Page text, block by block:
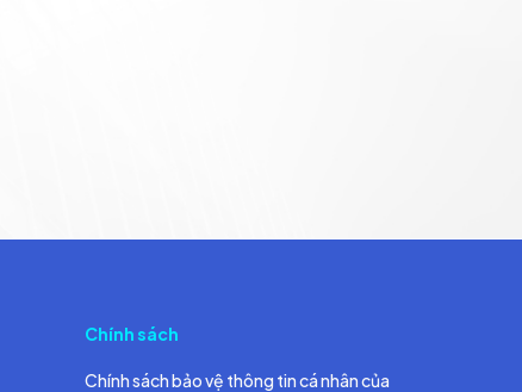
Chính sách
Chính sách bảo vệ thông tin cá nhân của